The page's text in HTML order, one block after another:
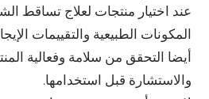
عند اختيار منتجات لعلاج تساقط
المكونات الطبيعية والتقييمات
أيضا التحقق من سلامة وفعالية
والاستشارة قبل استخدامها.